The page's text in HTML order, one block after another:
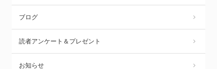
ブログ
読者アンケート＆プレゼント
お知らせ